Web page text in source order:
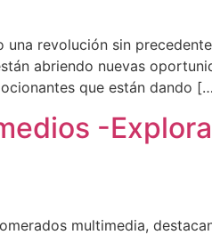
revolución sin
abriendo nuevas
que están dando
-
multimedia,